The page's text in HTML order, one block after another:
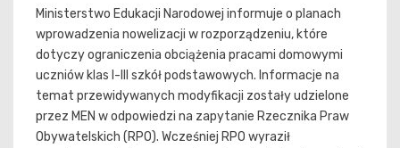
Ministerstwo Edukacji Narodowej informuje o planach
wprowadzenia nowelizacji w rozporządzeniu, które
dotyczy ograniczenia obciążenia pracami domowymi
uczniów klas I-III szkół podstawowych. Informacje na
temat przewidywanych modyfikacji zostały udzielone
przez MEN w odpowiedzi na zapytanie Rzecznika Praw
Obywatelskich (RPO). Wcześniej RPO wyraził